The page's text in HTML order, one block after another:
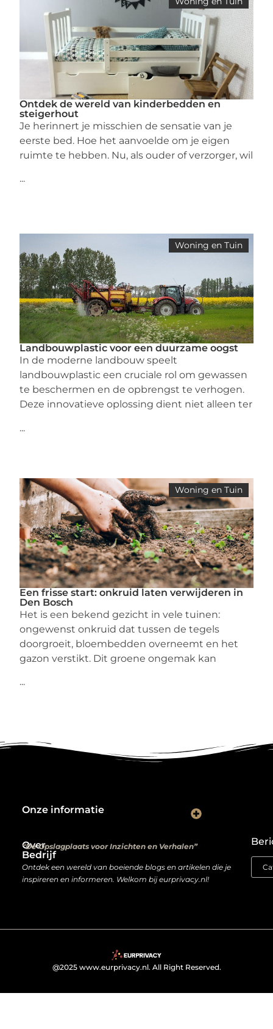
Ontdek de wereld van kinderbedden en
steigerhout
Je herinnert je misschien de sensatie van je
eerste bed. Hoe het aanvoelde om je eigen
ruimte te hebben. Nu, als ouder of verzorger, wil
...
Woning en Tuin
Landbouwplastic voor een duurzame oogst
In de moderne landbouw speelt
landbouwplastic een cruciale rol om gewassen
te beschermen en de opbrengst te verhogen.
Deze innovatieve oplossing dient niet alleen ter
...
Woning en Tuin
Een frisse start: onkruid laten verwijderen in
Den Bosch
Het is een bekend gezicht in vele tuinen:
ongewenst onkruid dat tussen de tegels
doorgroeit, bloembedden overneemt en het
gazon verstikt. Dit groene ongemak kan
...
Over
Bedrijf
“De Opslagplaats voor Inzichten en Verhalen”
Ontdek een wereld van boeiende blogs en artikelen die je
inspireren en informeren. Welkom bij eurprivacy.nl!
Onze informatie
@2025 www.eurprivacy.nl. All Right Reserved.